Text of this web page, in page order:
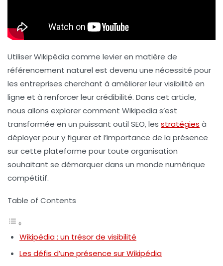
UtiliserWikipédia comme levier en matière de
référencement naturel est devenu une nécessité pour
les entreprises cherchant à améliorer leurvisibilité en
ligne et à renforcer leurcrédibilité. Dans cet article,
nous allons explorer comment Wikipedia s’est
transformée en un puissant outil SEO, les stratégies à
déployer pour y figurer et l’importance de la présence
sur cette plateforme pour toute organisation
souhaitant se démarquer dans un monde numérique
compétitif.
Table of Contents
Wikipédia : un trésor de visibilité
Les défis d’une présence sur Wikipédia